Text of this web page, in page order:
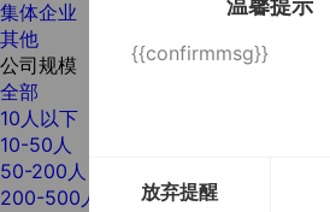
温馨提示
{{confirmmsg}}
放弃提醒
集体企业
其他
公司规模
全部
10人以下
10-50人
50-200人
200-500人